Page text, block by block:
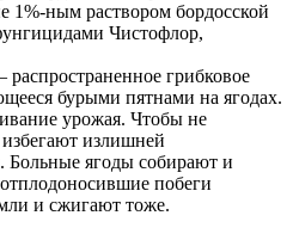
1%-ным раствором бордосской
Чистофлор,
распространенное грибковое
бурыми пятнами на ягодах.
урожая. Чтобы не
излишней
Больные ягоды собирают и
побеги
и сжигают тоже.